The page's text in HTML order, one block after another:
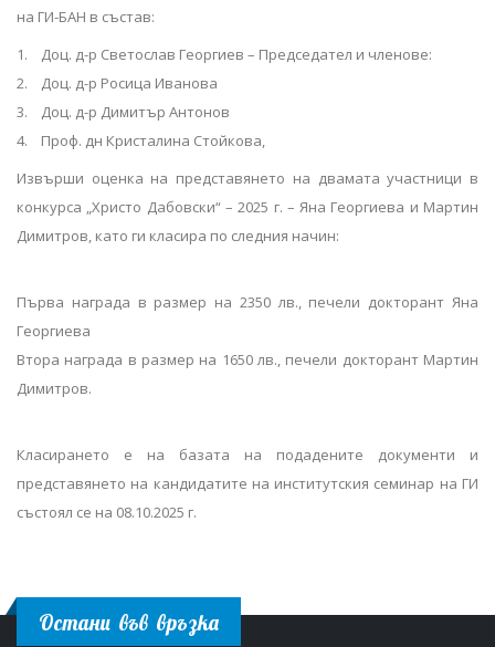
на ГИ-БАН в състав:
1. Доц. д-р Светослав Георгиев – Председател и членове:
2. Доц. д-р Росица Иванова
3. Доц. д-р Димитър Антонов
4. Проф. дн Кристалина Стойкова,
Извърши оценка на представянето на двамата участници в
конкурса „Христо Дабовски“ – 2025 г. – Яна Георгиева и Мартин
Димитров, като ги класира по следния начин:
Първа награда в размер на 2350 лв., печели докторант Яна
Георгиева
Втора награда в размер на 1650 лв., печели докторант Мартин
Димитров.
Класирането е на базата на подадените документи и
представянето на кандидатите на институтския семинар на ГИ
състоял се на 08.10.2025 г.
Остани във връзка